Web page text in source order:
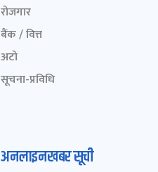
रोजगार
बैंक / वित्त
अटो
सूचना-प्रविधि
अनलाइनखबर सूची